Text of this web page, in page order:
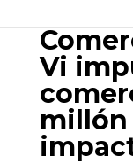
Vi
millón